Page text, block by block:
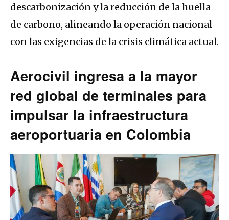
descarbonización y la reducción de la huella
de carbono, alineando la operación nacional
con las exigencias de la crisis climática actual.
Aerocivil ingresa a la mayor
red global de terminales para
impulsar la infraestructura
aeroportuaria en Colombia